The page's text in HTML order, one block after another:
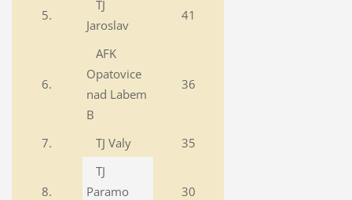
5.
TJ
Jaroslav
41
6.
AFK
Opatovice
nad Labem
B
36
7. TJ Valy 35
8.
TJ
Paramo
30